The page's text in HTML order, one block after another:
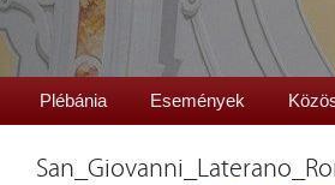
Plébánia Események